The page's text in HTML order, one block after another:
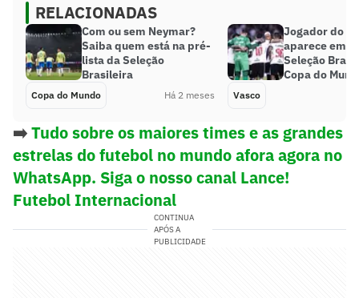
RELACIONADAS
Com ou sem Neymar?
Saiba quem está na pré-
lista da Seleção
Brasileira
Copa do Mundo Há 2 meses
Jogador do
aparece em
Seleção
Copa do
Vasco
➡️Tudo sobre os maiores times e as grandes
estrelas do futebol no mundo afora agora no
WhatsApp. Siga o nosso canal Lance!
Futebol Internacional
CONTINUA
APÓS A
PUBLICIDADE